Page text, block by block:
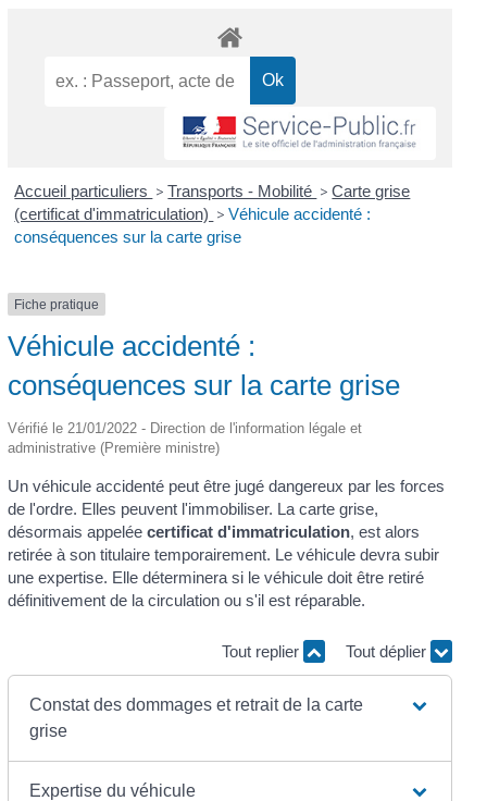
Accueil particuliers > Transports - Mobilité > Carte grise
(certificat d'immatriculation) > Véhicule accidenté :
conséquences sur la carte grise
Fiche pratique
Véhicule accidenté :
conséquences sur la carte grise
Vérifié le 21/01/2022 - Direction de l'information légale et
administrative (Première ministre)
Un véhicule accidenté peut être jugé dangereux par les forces
de l'ordre. Elles peuvent l'immobiliser. La carte grise,
désormais appelée certificat d'immatriculation, est alors
retirée à son titulaire temporairement. Le véhicule devra subir
une expertise. Elle déterminera si le véhicule doit être retiré
définitivement de la circulation ou s'il est réparable.
Tout replier Tout déplier
Constat des dommages et retrait de la carte
grise
Expertise du véhicule